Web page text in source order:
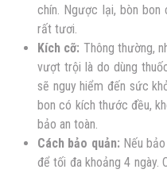
chín. Ngược lại, bòn bon
rất tươi.
Kích cỡ: Thông thường,
vượt trội là do dùng
sẽ nguy hiểm đến sức
bon có kích thước đều,
bảo an toàn.
Cách bảo quản: Nếu
để tối đa khoảng 4 ngày.